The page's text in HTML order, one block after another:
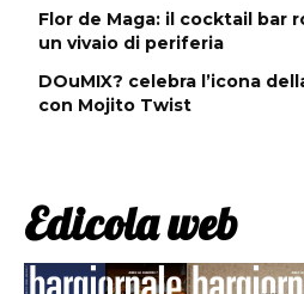
Flor de Maga: il cocktail bar
un vivaio di periferia
DOuMIX? celebra l’icona
con Mojito Twist
Edicola web